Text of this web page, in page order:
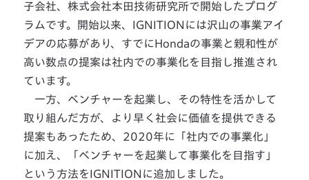
子会社、株式会社本田技術研究所で開始したプログ
ラムです。開始以来、IGNITIONには沢山の事業アイ
デアの応募があり、すでにHondaの事業と親和性が
高い数点の提案は社内での事業化を目指し推進され
ています。
一方、ベンチャーを起業し、その特性を活かして
取り組んだ方が、より早く社会に価値を提供できる
提案もあったため、2020年に「社内での事業化」
に加え、「ベンチャーを起業して事業化を目指す」
という方法をIGNITIONに追加しました。